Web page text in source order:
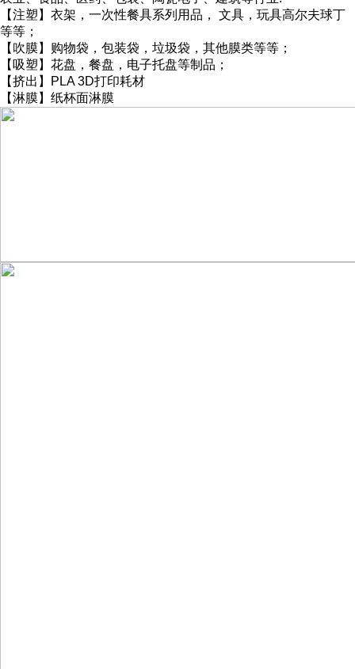
【注塑】衣架，一次性餐具系列用品， 文具，玩具高尔夫球丁
等等；
【吹膜】购物袋，包装袋，垃圾袋，其他膜类等等；
【吸塑】花盘，餐盘，电子托盘等制品；
【挤出】PLA 3D打印耗材
【淋膜】纸杯面淋膜